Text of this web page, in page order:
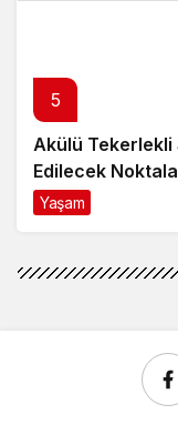
5
Akülü Tekerlekli
Edilecek
Model Tercihi
Yaşam